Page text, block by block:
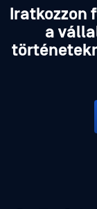
Iratkozzon
a